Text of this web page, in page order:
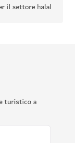
il settore halal
turistico a